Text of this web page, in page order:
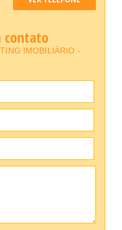
contato
IMOBILIÁRIO -